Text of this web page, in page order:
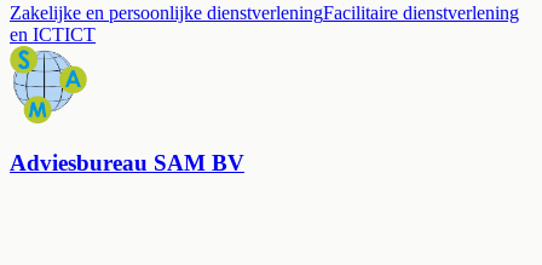
Zakelijke en persoonlijke dienstverleningFacilitaire dienstverlening
en ICTICT
Adviesbureau SAM BV